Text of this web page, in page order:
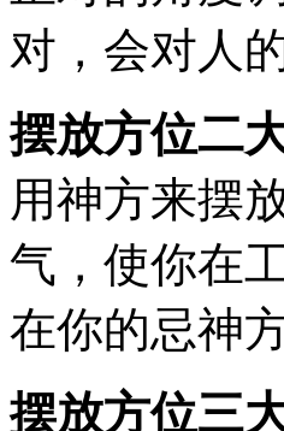
对，会对人
摆放方位二
用神方来摆
气，使你在
在你的忌神
摆放方位三